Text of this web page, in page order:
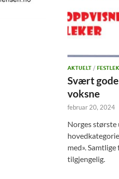
AKTUELT /
Svært
voksne
februar 20, 2024
Norges største
med».
tilgjengelig.